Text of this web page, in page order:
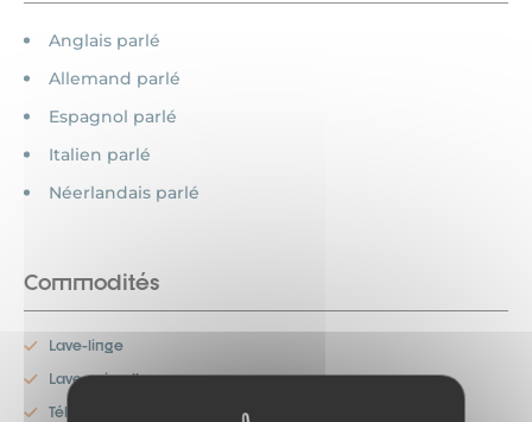
Anglais parlé
Allemand parlé
Espagnol parlé
Italien parlé
Néerlandais parlé
Commodités
Lave-linge
Lave-vaisselle
Télévision